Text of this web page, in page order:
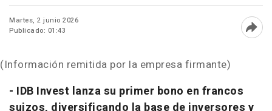
Martes, 2 junio 2026
Publicado: 01:43
(Información remitida por la empresa firmante)
- IDB Invest lanza su primer bono en francos
suizos, diversificando la base de inversores y